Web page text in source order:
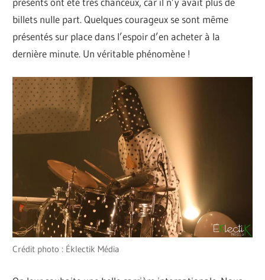
billets nulle part. Quelques courageux se sont même
présentés sur place dans l’espoir d’en acheter à la
dernière minute. Un véritable phénomène !
Crédit photo : Éklectik Média